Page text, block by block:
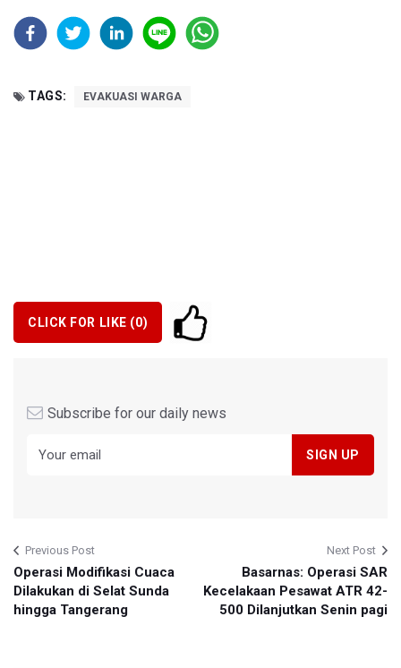
TAGS: EVAKUASI WARGA
CLICK FOR LIKE (0)
Subscribe for our daily news
Previous Post
Operasi Modifikasi Cuaca
Dilakukan di Selat Sunda
hingga Tangerang
Next Post
Basarnas: Operasi SAR
Kecelakaan Pesawat ATR 42-
500 Dilanjutkan Senin pagi